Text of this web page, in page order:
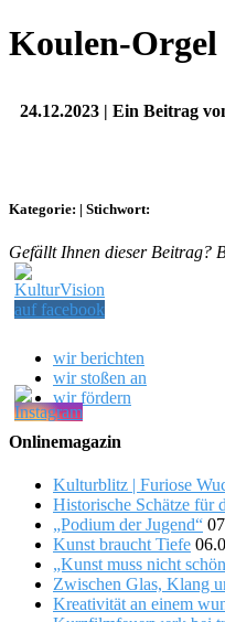
Koulen-Orgel
24.12.2023 | Ein Beitrag
Kategorie: | Stichwort:
Gefällt Ihnen dieser Beitrag?
wir berichten
wir stoßen an
wir fördern
Onlinemagazin
Kulturblitz | Furiose
Historische Schätze für
„Podium der Jugend“
Kunst braucht Tiefe
„Kunst muss nicht
Zwischen Glas, Klang
Kreativität an einem